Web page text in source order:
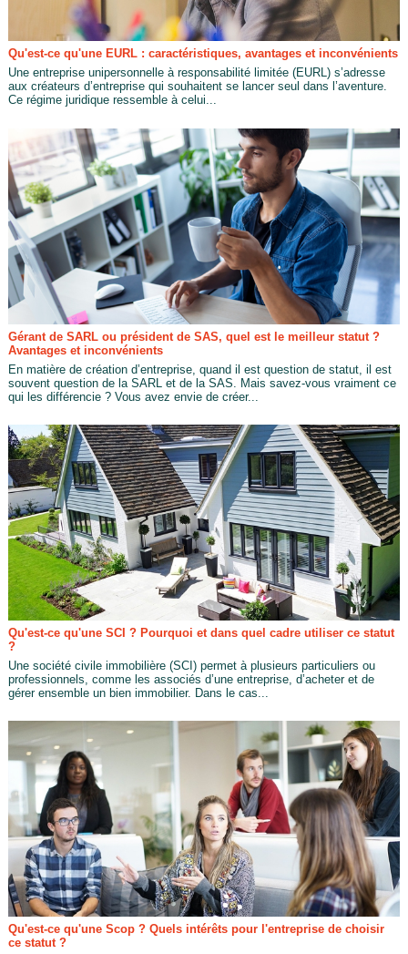
Qu'est-ce qu'une EURL : caractéristiques, avantages et inconvénients
Une entreprise unipersonnelle à responsabilité limitée (EURL) s’adresse
aux créateurs d’entreprise qui souhaitent se lancer seul dans l’aventure.
Ce régime juridique ressemble à celui...
Gérant de SARL ou président de SAS, quel est le meilleur statut ?
Avantages et inconvénients
En matière de création d’entreprise, quand il est question de statut, il est
souvent question de la SARL et de la SAS. Mais savez-vous vraiment ce
qui les différencie ? Vous avez envie de créer...
Qu'est-ce qu'une SCI ? Pourquoi et dans quel cadre utiliser ce statut
?
Une société civile immobilière (SCI) permet à plusieurs particuliers ou
professionnels, comme les associés d’une entreprise, d’acheter et de
gérer ensemble un bien immobilier. Dans le cas...
Qu'est-ce qu'une Scop ? Quels intérêts pour l'entreprise de choisir
ce statut ?